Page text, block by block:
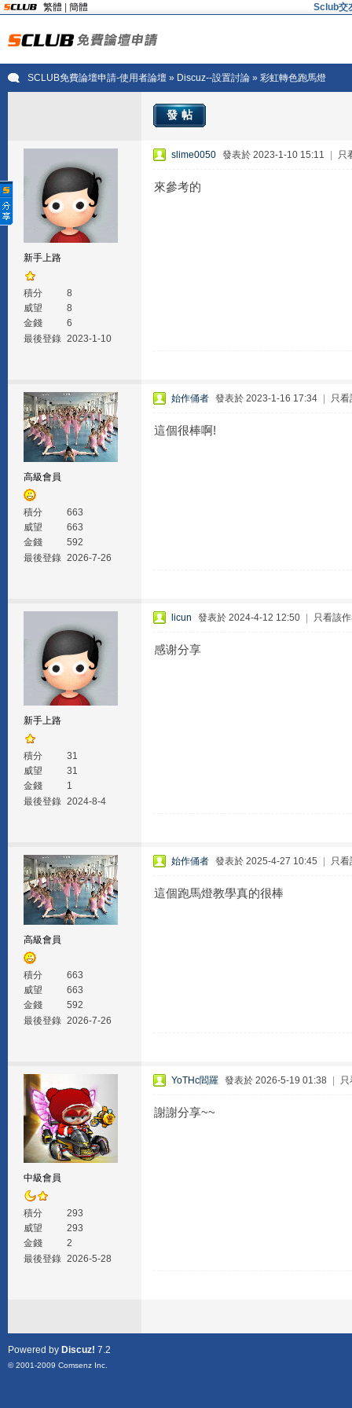
繁體 簡體 Sclub交
SCLUB免費論壇申請-使用者論壇» Discuz--設置討論» 彩虹轉色跑馬燈
發帖
新手上路
積分
8
威望
8
金錢
6
最後登錄 2023-1-10
slime0050 發表於 2023-1-10 15:11 只
來參考的
高級會員
積分
663
威望
663
金錢
592
最後登錄 2026-7-26
始作俑者 發表於 2023-1-16 17:34 只看
這個很棒啊!
新手上路
積分
31
威望
31
金錢
1
最後登錄 2024-8-4
licun 發表於 2024-4-12 12:50 只看該
感谢分享
高級會員
積分
663
威望
663
金錢
592
最後登錄 2026-7-26
始作俑者 發表於 2025-4-27 10:45 只看
這個跑馬燈教學真的很棒
中級會員
積分
293
威望
293
金錢
2
最後登錄 2026-5-28
YoTHc閻羅 發表於 2026-5-19 01:38 只
謝謝分享~~
Powered by Discuz! 7.2
© 2001-2009 Comsenz Inc.